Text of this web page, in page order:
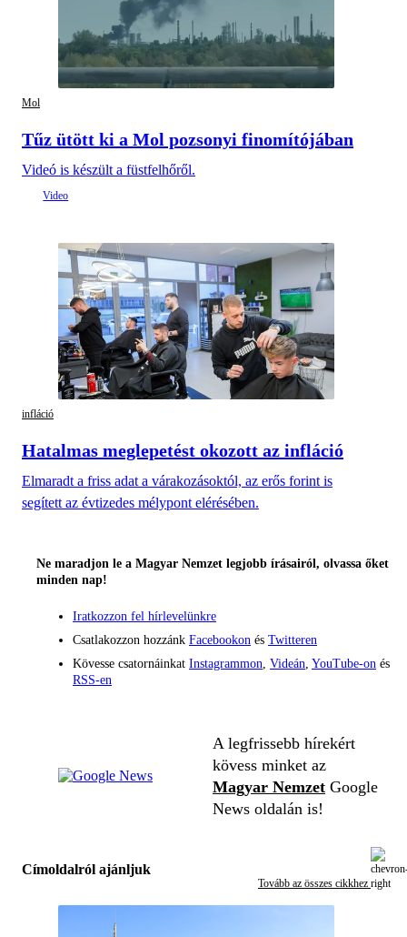
Mol
Tűz ütött ki a Mol pozsonyi finomítójában
Videó is készült a füstfelhőről.
infláció
Hatalmas meglepetést okozott az infláció
Elmaradt a friss adat a várakozásoktól, az erős forint is
segített az évtizedes mélypont elérésében.
Ne maradjon le a Magyar Nemzet legjobb írásairól, olvassa őket
minden nap!
Iratkozzon fel hírlevelünkre
Csatlakozzon hozzánk Facebookon és Twitteren
Kövesse csatornáinkat Instagrammon, Videán, YouTube-on és
RSS-en
A legfrissebb hírekért
kövess minket az
Magyar Nemzet Google
News oldalán is!
Címoldalról ajánljuk
Tovább az összes cikkhez